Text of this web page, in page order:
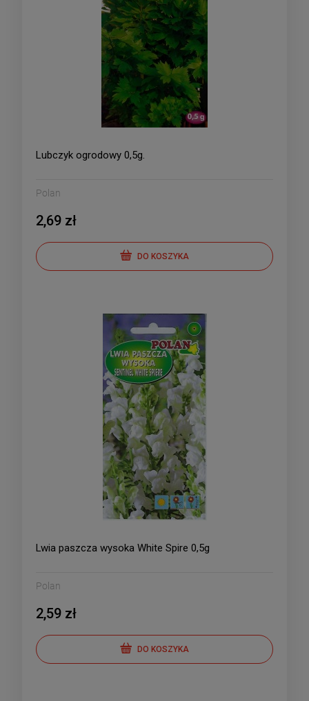
Lubczyk ogrodowy 0,5g.
Polan
2,69 zł
DO KOSZYKA
Lwia paszcza wysoka White Spire 0,5g
Polan
2,59 zł
DO KOSZYKA